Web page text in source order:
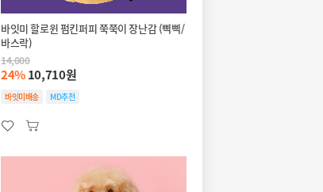
바잇미 할로윈 펌킨퍼피 쭉쭉이 장난감 (삑삑/
바스락)
14,000
24%10,710원
바잇미배송 MD추천